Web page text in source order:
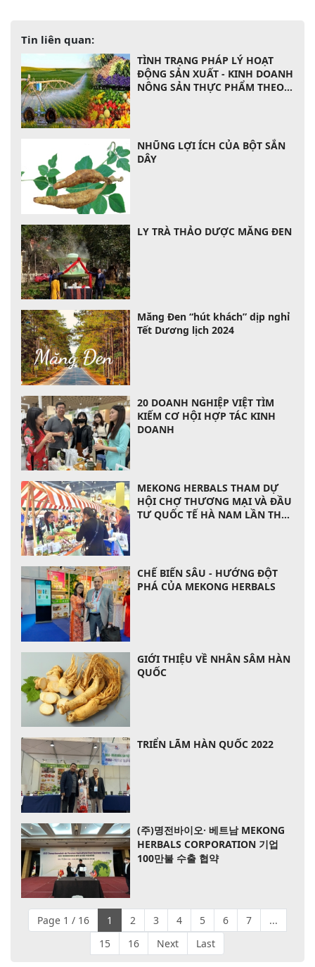
Tin liên quan:
TÌNH TRẠNG PHÁP LÝ HOẠT
ĐỘNG SẢN XUẤT - KINH DOANH
NÔNG SẢN THỰC PHẨM THEO
NHŨNG LỢI ÍCH CỦA BỘT SẮN
DÂY
LY TRÀ THẢO DƯỢC MĂNG ĐEN
Măng Đen “hút khách” dịp nghỉ
Tết Dương lịch 2024
20 DOANH NGHIỆP VIỆT TÌM
KIẾM CƠ HỘI HỢP TÁC KINH
DOANH
MEKONG HERBALS THAM DỰ
HỘI CHỢ THƯƠNG MẠI VÀ ĐẦU
TƯ QUỐC TẾ HÀ NAM LẦN THỨ
CHẾ BIẾN SÂU - HƯỚNG ĐỘT
PHÁ CỦA MEKONG HERBALS
GIỚI THIỆU VỀ NHÂN SÂM HÀN
QUỐC
TRIỂN LÃM HÀN QUỐC 2022
(주)명전바이오· 베트남 MEKONG
HERBALS CORPORATION 기업
100만불 수출 협약
Page 1 / 16 1 2 3 4 5 6 7
...
15
16 Next Last